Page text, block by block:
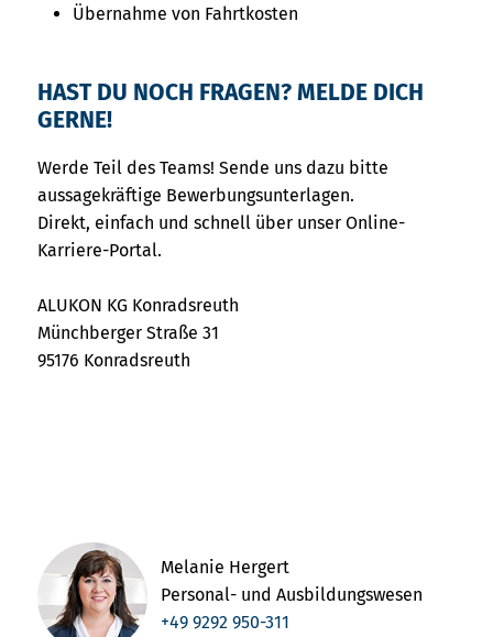
Übernahme von Fahrtkosten
HAST DU NOCH FRAGEN? MELDE DICH
GERNE!
Werde Teil des Teams! Sende uns dazu bitte
aussagekräftige Bewerbungsunterlagen.
Direkt, einfach und schnell über unser Online-
Karriere-Portal.
ALUKON KG Konradsreuth
Münchberger Straße 31
95176 Konradsreuth
Melanie Hergert
Personal- und Ausbildungswesen
+49 9292 950-311